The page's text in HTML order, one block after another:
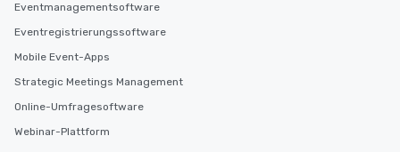
Eventmanagementsoftware
Eventregistrierungssoftware
Mobile Event-Apps
Strategic Meetings Management
Online-Umfragesoftware
Webinar-Plattform